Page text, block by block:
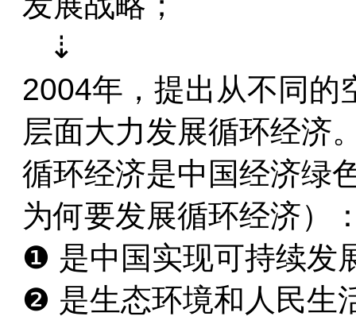
⇣
2004年，提出从不同的
层面大力发展循环经济
循环经济是中国经济绿
为何要发展循环经济）
❶ 是中国实现可持续发
❷ 是生态环境和人民生